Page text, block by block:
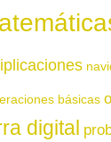
básicas
digital